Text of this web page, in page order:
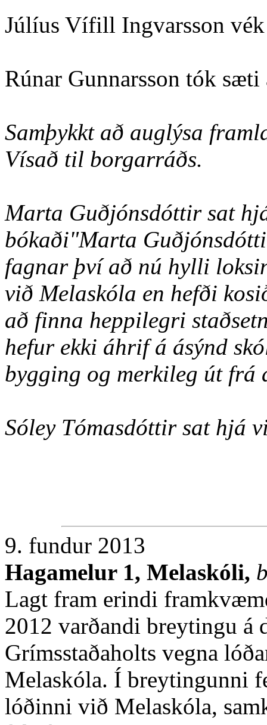
Júlíus Vífill Ingvarsson
Rúnar Gunnarsson tók
Samþykkt að auglýsa
Vísað til borgarráðs.
Marta Guðjónsdóttir sat
bókaði"Marta
fagnar því að nú hylli
við Melaskóla en hefði
að finna heppilegri
hefur ekki áhrif á ásýnd
bygging og merkileg út frá
Sóley Tómasdóttir sat hjá
9. fundur 2013
Hagamelur 1, Melaskóli,
Lagt fram erindi
2012 varðandi breytingu á
Grímsstaðaholts vegna
Melaskóla. Í breytingunni
lóðinni við Melaskóla,